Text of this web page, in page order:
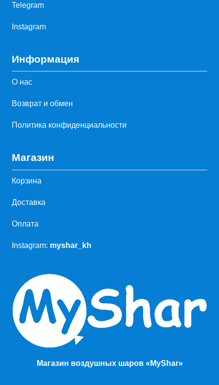
Telegram
Instagram
Информация
О нас
Возврат и обмен
Политика конфиденциальности
Магазин
Корзина
Доставка
Оплата
Instagram: myshar_kh
Магазин воздушных шаров «MyShar»